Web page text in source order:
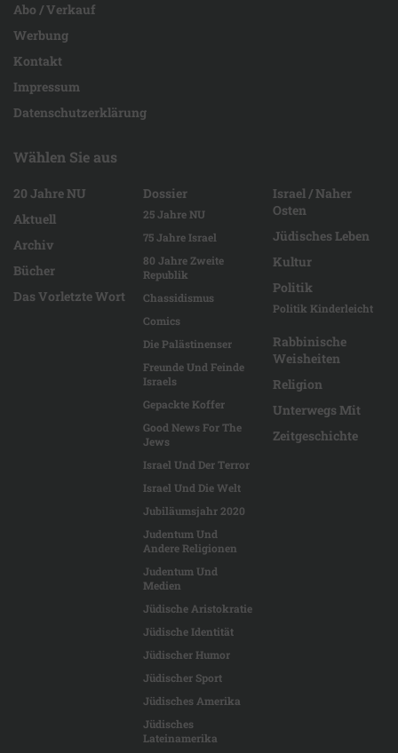
Abo / Verkauf
Werbung
Kontakt
Impressum
Datenschutzerklärung
Wählen Sie aus
20 Jahre NU
Aktuell
Archiv
Bücher
Das Vorletzte Wort
Dossier
25 Jahre NU
75 Jahre Israel
80 Jahre Zweite
Republik
Chassidismus
Comics
Die Palästinenser
Freunde Und Feinde
Israels
Gepackte Koffer
Good News For The
Jews
Israel Und Der Terror
Israel Und Die Welt
Jubiläumsjahr 2020
Judentum Und
Andere Religionen
Judentum Und
Medien
Jüdische Aristokratie
Jüdische Identität
Jüdischer Humor
Jüdischer Sport
Jüdisches Amerika
Jüdisches
Lateinamerika
Israel / Naher
Osten
Jüdisches Leben
Kultur
Politik
Politik Kinderleicht
Rabbinische
Weisheiten
Religion
Unterwegs Mit
Zeitgeschichte